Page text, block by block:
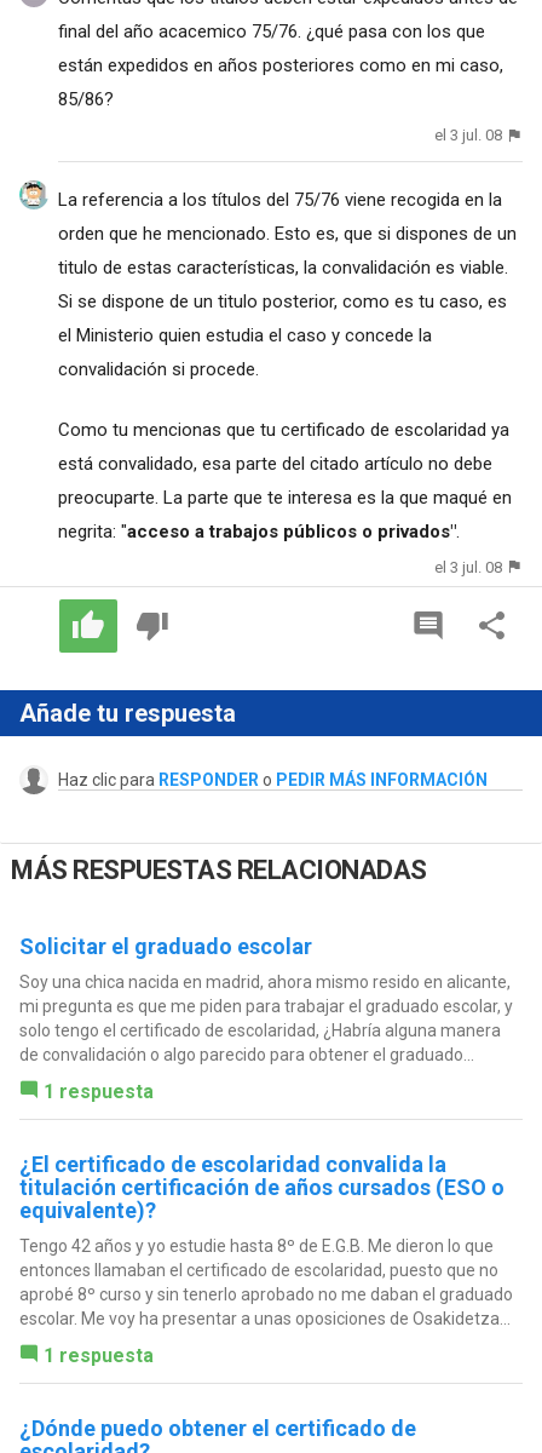
final del año acacemico 75/76. ¿qué pasa con los que
están expedidos en años posteriores como en mi caso,
85/86?
el 3 jul. 08
La referencia a los títulos del 75/76 viene recogida en la
orden que he mencionado. Esto es, que si dispones de un
titulo de estas características, la convalidación es viable.
Si se dispone de un titulo posterior, como es tu caso, es
el Ministerio quien estudia el caso y concede la
convalidación si procede.
Como tu mencionas que tu certificado de escolaridad ya
está convalidado, esa parte del citado artículo no debe
preocuparte. La parte que te interesa es la que maqué en
negrita: "acceso a trabajos públicos o privados".
el 3 jul. 08
Añade tu respuesta
Haz clic para RESPONDER o PEDIR MÁS INFORMACIÓN
MÁS RESPUESTAS RELACIONADAS
Solicitar el graduado escolar
Soy una chica nacida en madrid, ahora mismo resido en alicante,
mi pregunta es que me piden para trabajar el graduado escolar, y
solo tengo el certificado de escolaridad, ¿Habría alguna manera
de convalidación o algo parecido para obtener el graduado...
1 respuesta
¿El certificado de escolaridad convalida la
titulación certificación de años cursados (ESO o
equivalente)?
Tengo 42 años y yo estudie hasta 8º de E.G.B. Me dieron lo que
entonces llamaban el certificado de escolaridad, puesto que no
aprobé 8º curso y sin tenerlo aprobado no me daban el graduado
escolar. Me voy ha presentar a unas oposiciones de Osakidetza...
1 respuesta
¿Dónde puedo obtener el certificado de